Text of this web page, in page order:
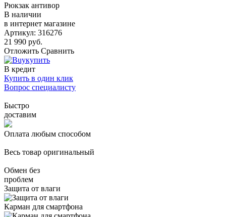
Рюкзак антивор
В наличии
в интернет магазине
Артикул: 316276
21 990 руб.
Отложить Сравнить
купить
В кредит
Купить в один клик
Вопрос специалисту
Быстро
доставим
Оплата любым способом
Весь товар оригинальный
Обмен без
проблем
Защита от влаги
Карман для смартфона